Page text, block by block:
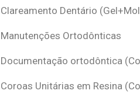
Clareamento Dentário
Manutenções Ortodônticas
Documentação ortodôntica
Coroas Unitárias em Resina